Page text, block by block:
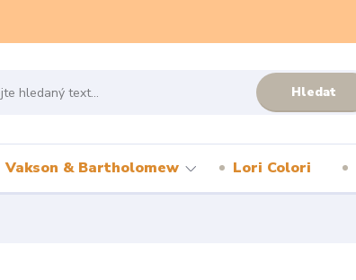
Hledat
Vakson & Bartholomew Lori Colori